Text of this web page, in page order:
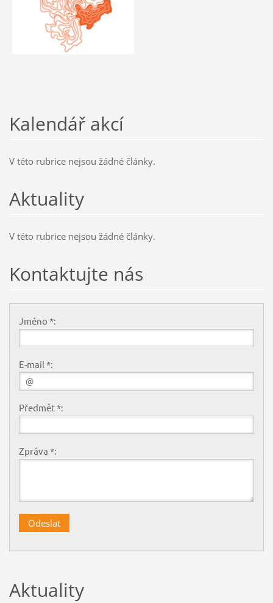
Kalendář akcí
V této rubrice nejsou žádné články.
Aktuality
V této rubrice nejsou žádné články.
Kontaktujte nás
Jméno *:
E-mail *:
Předmět *:
Zpráva *:
Aktuality